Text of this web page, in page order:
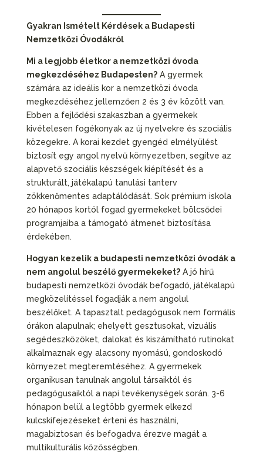
Gyakran Ismételt Kérdések a Budapesti
Nemzetközi Óvodákról
Mi a legjobb életkor a nemzetközi óvoda
megkezdéséhez Budapesten?A gyermek
számára az ideális kor a nemzetközi óvoda
megkezdéséhez jellemzően 2 és 3 év között van.
Ebben a fejlődési szakaszban a gyermekek
kivételesen fogékonyak az új nyelvekre és szociális
közegekre. A korai kezdet gyengéd elmélyülést
biztosít egy angol nyelvű környezetben, segítve az
alapvető szociális készségek kiépítését és a
strukturált, játékalapú tanulási tanterv
zökkenőmentes adaptálódását. Sok prémium iskola
20 hónapos kortól fogad gyermekeket bölcsődei
programjaiba a támogató átmenet biztosítása
érdekében.
Hogyan kezelik a budapesti nemzetközi óvodák a
nem angolul beszélő gyermekeket?A jó hírű
budapesti nemzetközi óvodák befogadó, játékalapú
megközelítéssel fogadják a nem angolul
beszélőket. A tapasztalt pedagógusok nem formális
órákon alapulnak; ehelyett gesztusokat, vizuális
segédeszközöket, dalokat és kiszámítható rutinokat
alkalmaznak egy alacsony nyomású, gondoskodó
környezet megteremtéséhez. A gyermekek
organikusan tanulnak angolul társaiktól és
pedagógusaiktól a napi tevékenységek során. 3-6
hónapon belül a legtöbb gyermek elkezd
kulcskifejezéseket érteni és használni,
magabiztosan és befogadva érezve magát a
multikulturális közösségben.